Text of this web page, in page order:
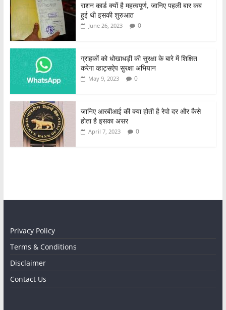
राशन कार्ड क्यों है महत्वपूर्ण, जानिए पहली बार कब
हुई थी इसकी शुरुआत
June 26, 2023 0
ग्राहकों को धोखाधड़ी की सुरक्षा के बारे में शिक्षित
करेगा व्हाट्सऐप सुरक्षा अभियान
May 9, 2023 0
जानिए आरबीआई की क्या होती है रेपो दर और कैसे
होता है इसका असर
April 7, 2023 0
Privacy Policy
Terms & Conditions
Disclaimer
Contact Us